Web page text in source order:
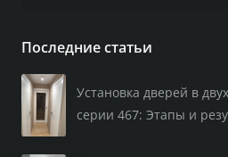
Последние статьи
Установка дверей в
серии 467: Этапы и